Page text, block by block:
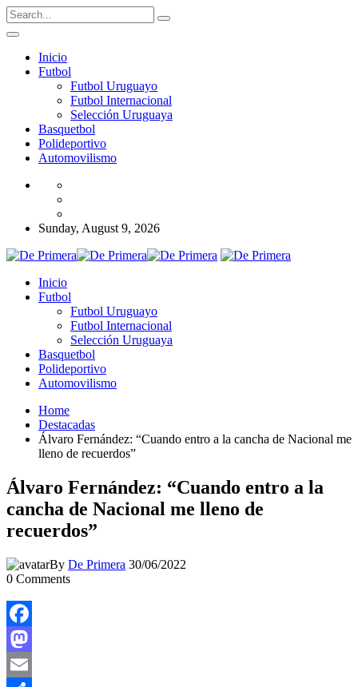
Inicio
Futbol
Futbol Uruguayo
Futbol Internacional
Selección Uruguaya
Basquetbol
Polideportivo
Automovilismo
Sunday, August 9, 2026
Inicio
Futbol
Futbol Uruguayo
Futbol Internacional
Selección Uruguaya
Basquetbol
Polideportivo
Automovilismo
Home
Destacadas
Álvaro Fernández: “Cuando entro a la cancha de Nacional me
lleno de recuerdos”
Álvaro Fernández: “Cuando entro a la
cancha de Nacional me lleno de
recuerdos”
By De Primera 30/06/2022
0 Comments
Facebook
Mastodon